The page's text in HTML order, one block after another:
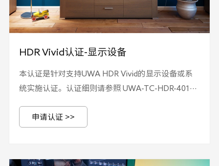
HDR Vivid认证-显示设备
本认证是针对支持UWA HDR Vivid的显示设备或系
统实施认证。认证细则请参照 UWA-TC-HDR-401《
照T/UWA 005.3-1-2022 《高动态范围（HDR）视
Vivid认证申请书》和 UWA-TC-HDR-401《 HDR
申请认证 >>